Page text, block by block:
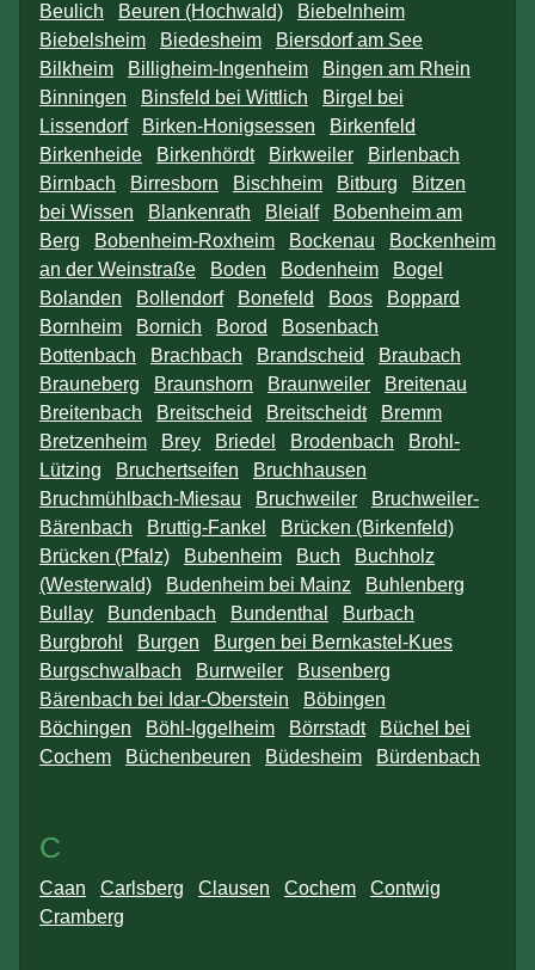
Beulich
Beuren (Hochwald)
Biebelnheim
Biebelsheim
Biedesheim
Biersdorf am See
Bilkheim
Billigheim-Ingenheim
Bingen am Rhein
Binningen
Binsfeld bei Wittlich
Birgel bei
Lissendorf
Birken-Honigsessen
Birkenfeld
Birkenheide
Birkenhördt Birkweiler
Birlenbach
Birnbach
Birresborn Bischheim Bitburg
Bitzen
bei Wissen
Blankenrath Bleialf
Bobenheim am
Berg
Bobenheim-Roxheim Bockenau
Bockenheim
an der Weinstraße
Boden Bodenheim
Bogel
Bolanden
Bollendorf Bonefeld Boos
Boppard
Bornheim
Bornich Borod
Bosenbach
Bottenbach
Brachbach Brandscheid
Braubach
Brauneberg
Braunshorn Braunweiler
Breitenau
Breitenbach
Breitscheid Breitscheidt
Bremm
Bretzenheim
Brey Briedel Brodenbach
Brohl-
Lützing
Bruchertseifen
Bruchhausen
Bruchmühlbach-Miesau
Bruchweiler
Bruchweiler-
Bärenbach
Bruttig-Fankel
Brücken (Birkenfeld)
Brücken (Pfalz)
Bubenheim Buch
Buchholz
(Westerwald)
Budenheim bei Mainz
Buhlenberg
Bullay
Bundenbach Bundenthal
Burbach
Burgbrohl
Burgen
Burgen bei Bernkastel-Kues
Burgschwalbach
Burrweiler
Busenberg
Bärenbach bei Idar-Oberstein
Böbingen
Böchingen
Böhl-Iggelheim Börrstadt
Büchel bei
Cochem
Büchenbeuren Büdesheim Bürdenbach
C
Caan Carlsberg Clausen Cochem
Contwig
Cramberg